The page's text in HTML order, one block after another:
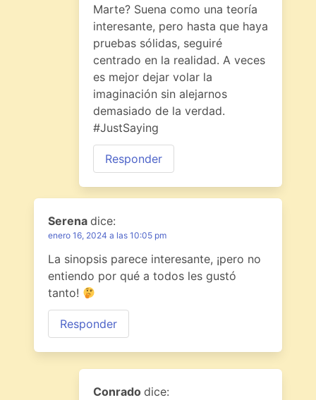
Marte? Suena como una teoría
interesante, pero hasta que haya
pruebas sólidas, seguiré
centrado en la realidad. A veces
es mejor dejar volar la
imaginación sin alejarnos
demasiado de la verdad.
#JustSaying
Responder
Serena dice:
enero 16, 2024 a las 10:05 pm
La sinopsis parece interesante, ¡pero no
entiendo por qué a todos les gustó
tanto!
Responder
Conrado dice: